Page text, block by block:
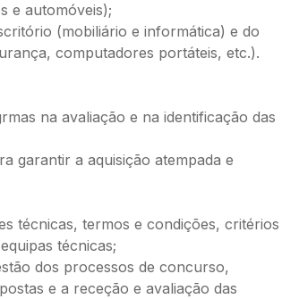
e automóveis);
(mobiliário e informática) e do
computadores portáteis, etc.).
na avaliação e na identificação das
garantir a aquisição atempada e
técnicas, termos e condições, critérios
técnicas;
dos processos de concurso,
e a receção e avaliação das